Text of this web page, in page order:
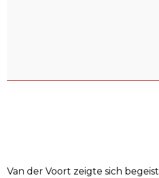
Van der Voort zeigte sich